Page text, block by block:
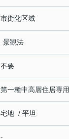
市街化区域
景観法
不要
第一種中高層住居専用
宅地 / 平坦
-